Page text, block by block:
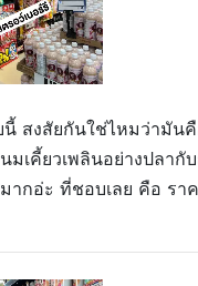
นี้ สงสัยกันใช่ไหมว่ามั
เคี้ยวเพลินอย่างปลากั
ากอ่ะ ที่ชอบเลย คือ ร